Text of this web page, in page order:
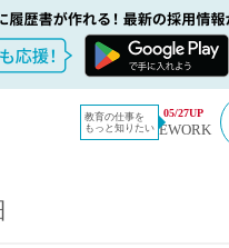
教育の仕事を
もっと知りたい
05/27UP
EWORK
採用情報
年4月採用